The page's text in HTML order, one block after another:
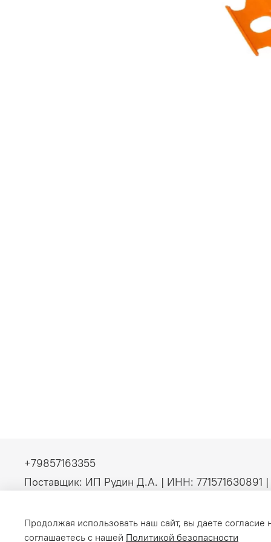
+79857163355
Поставщик: ИП Рудин Д.А. | ИНН: 771571630891
Интернет-магазин создан на inSales
Продолжая использовать наш сайт, вы даете
соглашаетесь с нашей Политикой безопасности